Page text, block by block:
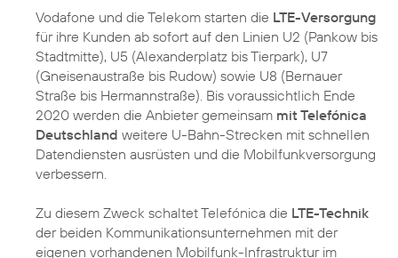
Vodafone und die Telekom starten die LTE-Versorgung
für ihre Kunden ab sofort auf den Linien U2 (Pankow bis
Stadtmitte), U5 (Alexanderplatz bis Tierpark), U7
(Gneisenaustraße bis Rudow) sowie U8 (Bernauer
Straße bis Hermannstraße). Bis voraussichtlich Ende
2020 werden die Anbieter gemeinsam mit Telefónica
Deutschland weitere U-Bahn-Strecken mit schnellen
Datendiensten ausrüsten und die Mobilfunkversorgung
verbessern.
Zu diesem Zweck schaltet Telefónica die LTE-Technik
der beiden Kommunikationsunternehmen mit der
eigenen vorhandenen Mobilfunk-Infrastruktur im